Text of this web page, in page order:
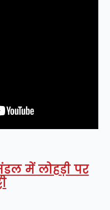
में लोहड़ी पर